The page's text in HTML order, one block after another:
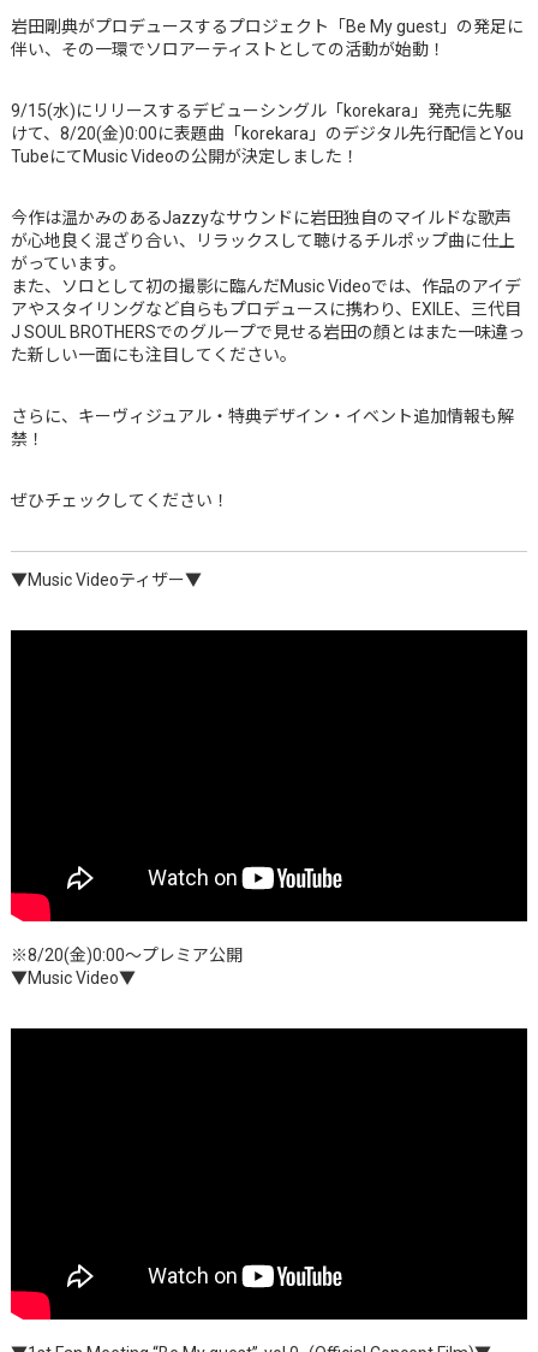
岩田剛典がプロデュースするプロジェクト「Be My guest」の発足に
伴い、その一環でソロアーティストとしての活動が始動！
9/15(水)にリリースするデビューシングル「korekara」発売に先駆
けて、8/20(金)0:00に表題曲「korekara」のデジタル先行配信とYou
TubeにてMusic Videoの公開が決定しました！
今作は温かみのあるJazzyなサウンドに岩田独自のマイルドな歌声
が心地良く混ざり合い、リラックスして聴けるチルポップ曲に仕上
がっています。
また、ソロとして初の撮影に臨んだMusic Videoでは、作品のアイデ
アやスタイリングなど自らもプロデュースに携わり、EXILE、三代目
J SOUL BROTHERSでのグループで見せる岩田の顔とはまた一味違っ
た新しい一面にも注目してください。
さらに、キーヴィジュアル・特典デザイン・イベント追加情報も解
禁！
ぜひチェックしてください！
▼Music Videoティザー▼
※8/20(金)0:00～プレミア公開
▼Music Video▼